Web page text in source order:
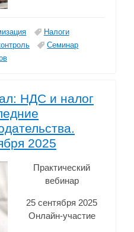
Налоги
Семинар
НДС и налог
2025
Практический
вебинар
25 сентября 2025
Онлайн-участие